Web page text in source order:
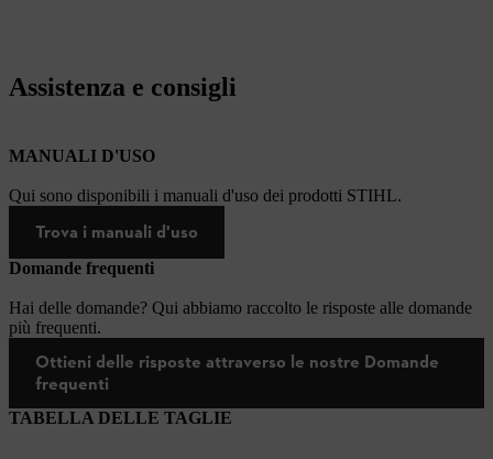
Assistenza e consigli
MANUALI D'USO
Qui sono disponibili i manuali d'uso dei prodotti STIHL.
Trova i manuali d'uso
Domande frequenti
Hai delle domande? Qui abbiamo raccolto le risposte alle domande
più frequenti.
Ottieni delle risposte attraverso le nostre Domande
frequenti
TABELLA DELLE TAGLIE